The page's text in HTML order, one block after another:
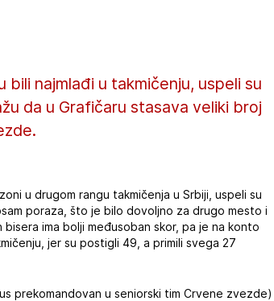
najmlađi u takmičenju, uspeli su
da u Grafičaru stasava veliki broj
u drugom rangu takmičenja u Srbiji, uspeli su
poraza, što je bilo dovoljno za drugo mesto i
ima bolji međusoban skor, pa je na konto
jer su postigli 49, a primili svega 27
prekomandovan u seniorski tim Crvene zvezde)